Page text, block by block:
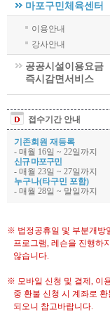
마포구민체육센터
이용안내
강사안내
공공시설이용요금
즉시감면서비스
접수기간 안내
기존회원 재등록
- 매월 16일 ~ 22일까지
신규 마포구민
- 매월 23일 ~ 27일까지
누구나(타구민 포함)
- 매월 28일 ~ 말일까지
※ 법정공휴일 및 부분개방
프로그램, 레슨을 진행하지
않습니다.
※ 모바일 신청 및 결제, 이
중 환불 신청 시 계좌로 환
되오니 참고바랍니다.